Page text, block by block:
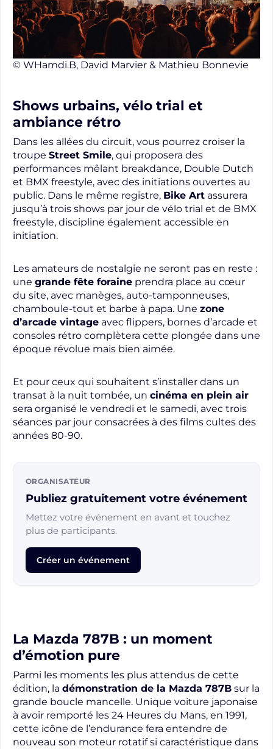
© WHamdi.B, David Marvier & Mathieu Bonnevie
Shows urbains, vélo trial et
ambiance rétro
Dans les allées du circuit, vous pourrez croiser la
troupe Street Smile, qui proposera des
performances mêlant breakdance, Double Dutch
et BMX freestyle, avec des initiations ouvertes au
public. Dans le même registre, Bike Art assurera
jusqu’à trois shows par jour de vélo trial et de BMX
freestyle, discipline également accessible en
initiation.
Les amateurs de nostalgie ne seront pas en reste :
une grande fête foraine prendra place au cœur
du site, avec manèges, auto-tamponneuses,
chamboule-tout et barbe à papa. Une zone
d’arcade vintage avec flippers, bornes d’arcade et
consoles rétro complètera cette plongée dans une
époque révolue mais bien aimée.
Et pour ceux qui souhaitent s’installer dans un
transat à la nuit tombée, un cinéma en plein air
sera organisé le vendredi et le samedi, avec trois
séances par jour consacrées à des films cultes des
années 80-90.
ORGANISATEUR
Publiez gratuitement votre événement
Mettez votre événement en avant et touchez
plus de participants.
Créer un événement
La Mazda 787B : un moment
d’émotion pure
Parmi les moments les plus attendus de cette
édition, la démonstration de la Mazda 787B sur la
grande boucle mancelle. Unique voiture japonaise
à avoir remporté les 24 Heures du Mans, en 1991,
cette icône de l’endurance fera entendre de
nouveau son moteur rotatif si caractéristique dans